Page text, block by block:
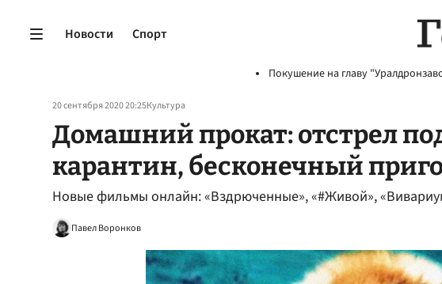
Новости Спорт
Покушение на главу
20 сентября 2020 20:25Культура
Домашний прокат: отстрел
карантин, бесконечный
Новые фильмы онлайн: «Вздрюченные», «#Живой»,
Павел Воронков